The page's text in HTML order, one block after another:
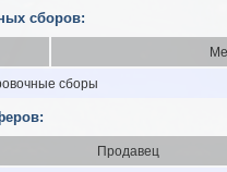
сборов:
сборы
Продавец